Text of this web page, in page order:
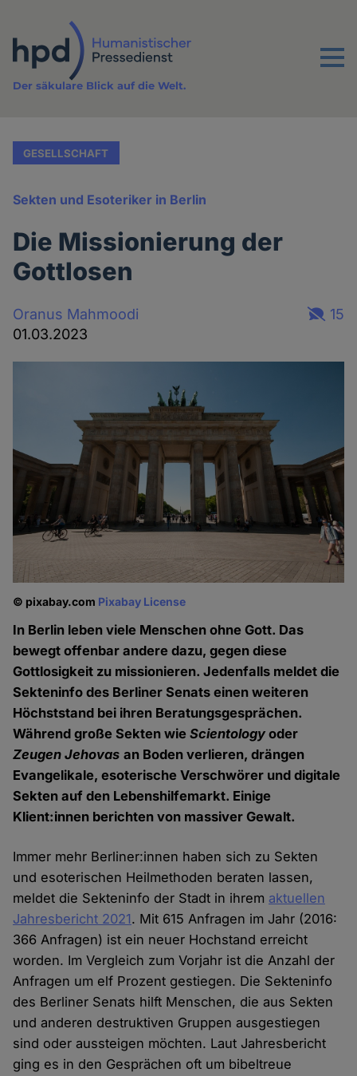
Inhalt
Menu
Der säkulare Blick auf die Welt.
GESELLSCHAFT
Sekten und Esoteriker in Berlin
Die Missionierung der
Gottlosen
Oranus Mahmoodi
01.03.2023
15
© pixabay.com Pixabay License
In Berlin leben viele Menschen ohne Gott. Das
bewegt offenbar andere dazu, gegen diese
Gottlosigkeit zu missionieren. Jedenfalls meldet die
Sekteninfo des Berliner Senats einen weiteren
Höchststand bei ihren Beratungsgesprächen.
Während große Sekten wieScientology oder
Zeugen Jehovas an Boden verlieren, drängen
Evangelikale, esoterische Verschwörer und digitale
Sekten auf den Lebenshilfemarkt. Einige
Klient:innen berichten von massiver Gewalt.
Immer mehr Berliner:innen haben sich zu Sekten
und esoterischen Heilmethoden beraten lassen,
meldet die Sekteninfo der Stadt in ihrem aktuellen
Jahresbericht 2021. Mit 615 Anfragen im Jahr (2016:
366 Anfragen) ist ein neuer Hochstand erreicht
worden. Im Vergleich zum Vorjahr ist die Anzahl der
Anfragen um elf Prozent gestiegen. Die Sekteninfo
des Berliner Senats hilft Menschen, die aus Sekten
und anderen destruktiven Gruppen ausgestiegen
sind oder aussteigen möchten. Laut Jahresbericht
ging es in den Gesprächen oft um bibeltreue